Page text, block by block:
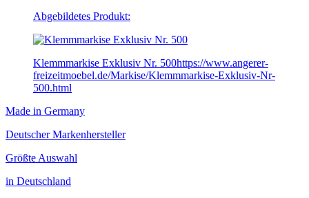
Abgebildetes Produkt:
Klemmmarkise Exklusiv Nr. 500https://www.angerer-
freizeitmoebel.de/Markise/Klemmmarkise-Exklusiv-Nr-
500.html
Made in Germany
Deutscher Markenhersteller
Größte Auswahl
in Deutschland